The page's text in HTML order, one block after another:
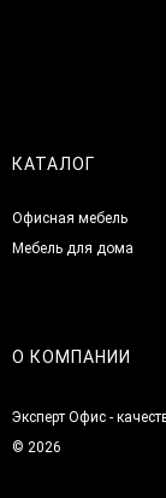
КАТАЛОГ
Офисная мебель
Мебель для дома
О КОМПАНИИ
Эксперт Офис -
© 2026